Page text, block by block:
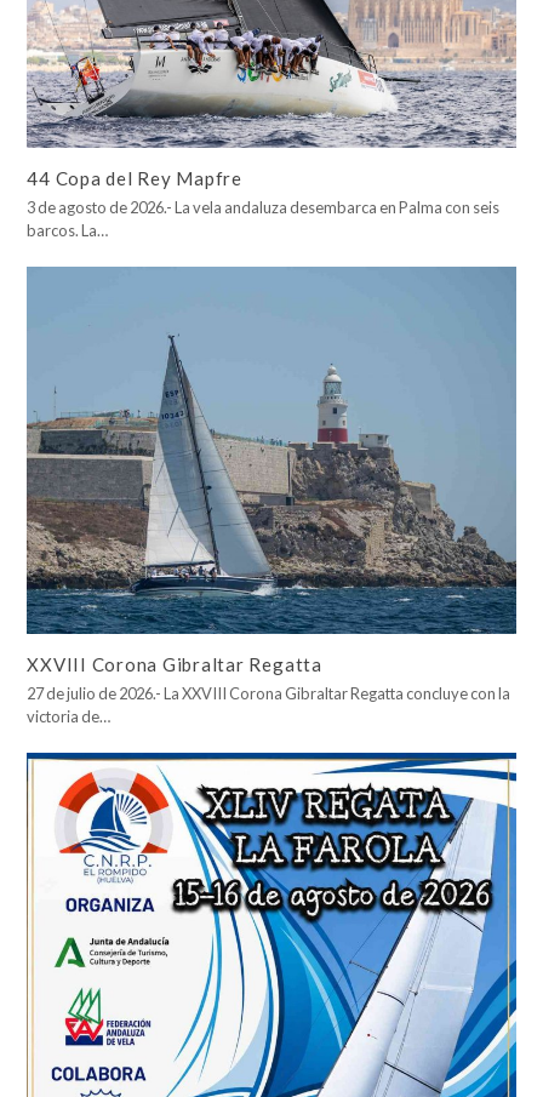
44 Copa del Rey Mapfre
3 de agosto de 2026.- La vela andaluza desembarca en Palma con seis
barcos. La…
XXVIII Corona Gibraltar Regatta
27 de julio de 2026.- La XXVIII Corona Gibraltar Regatta concluye con la
victoria de…